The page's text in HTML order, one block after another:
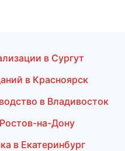
в Сургут
в Красноярск
в Владивосток
на-Дону
в Екатеринбург